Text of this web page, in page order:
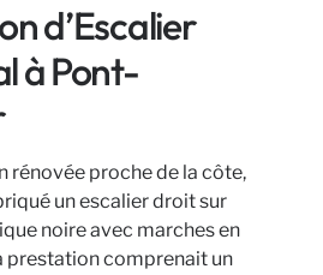
d’Escalier
à Pont-
rénovée proche de la côte,
un escalier droit sur
noire avec marches en
prestation comprenait un